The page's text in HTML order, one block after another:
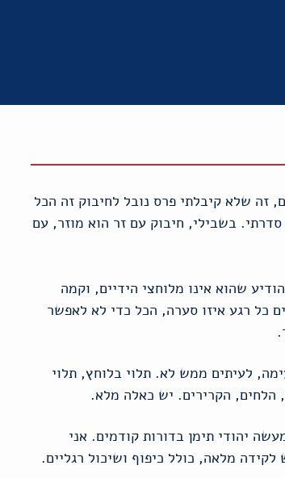
זה שלא קיבלתי פרס נובל לחיבוק זה הכל
בשבילי, חיבוק עם זר הוא מוזר, עם
שהוא אינו מלוחצי הידיים, וקמה
כל רגע איזו סערה, הכל כדי לא לאפשר
לעיתים ממש לא. תלוי בלוחץ, תלוי
הלחים, הקרירים. יש כאלה מלא.
יהודי תימן בדורות קודמים. אני
מלאה, כולל כיפוף ושיכול רגליים.